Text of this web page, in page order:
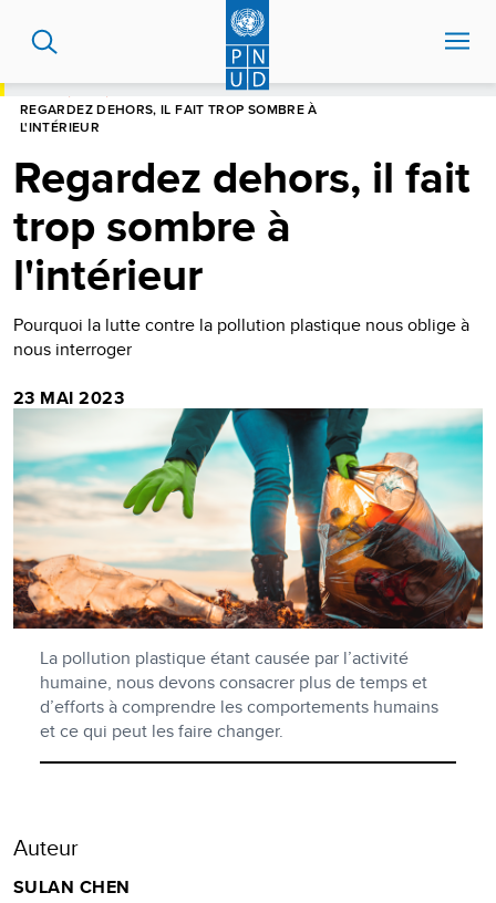
contenu
principal
REGARDEZ DEHORS, IL FAIT TROP SOMBRE À
L'INTÉRIEUR
Regardez dehors, il fait
trop sombre à
l'intérieur
Pourquoi la lutte contre la pollution plastique nous oblige à
nous interroger
23 MAI 2023
La pollution plastique étant causée par l’activité
humaine, nous devons consacrer plus de temps et
d’efforts à comprendre les comportements humains
et ce qui peut les faire changer.
Auteur
SULAN CHEN